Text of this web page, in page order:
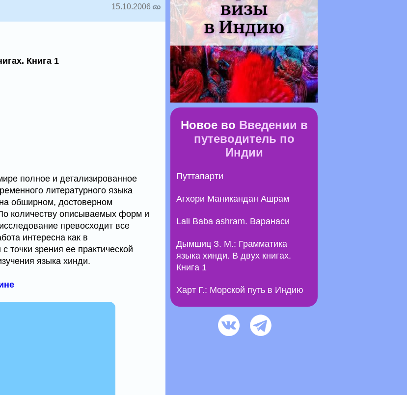
15.10.2006
Книга 1
полное и детализированное
литературного языка
обширном, достоверном
количеству описываемых форм и
превосходит все
интересна как в
точки зрения ее практической
языка хинди.
Новое во Введении в
путеводитель по
Индии
Путтапарти
Агхори Маникандан Ашрам
Lali Baba ashram. Варанаси
Дымшиц З. М.: Грамматика
языка хинди. В двух книгах.
Книга 1
Харт Г.: Морской путь в Индию